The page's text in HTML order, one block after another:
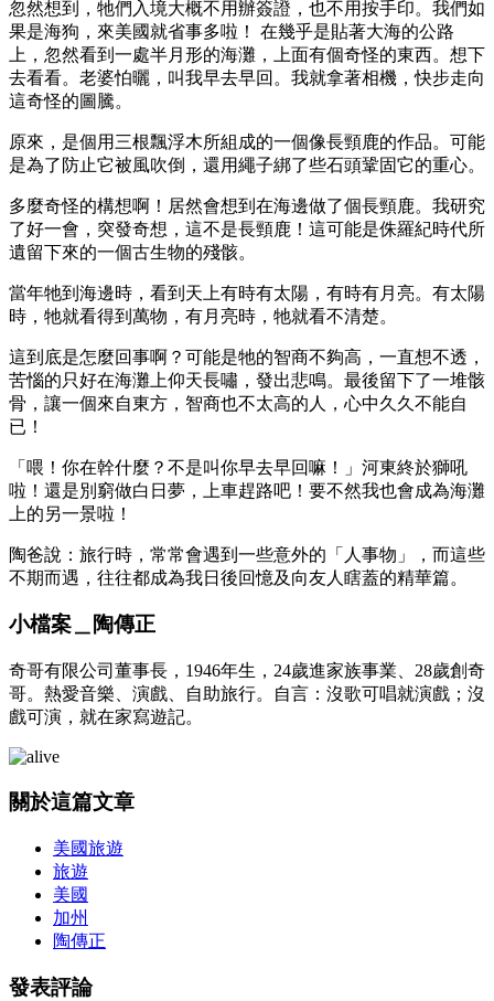
忽然想到，牠們入境大概不用辦簽證，也不用按手印。我們如
果是海狗，來美國就省事多啦！ 在幾乎是貼著大海的公路
上，忽然看到一處半月形的海灘，上面有個奇怪的東西。想下
去看看。老婆怕曬，叫我早去早回。我就拿著相機，快步走向
這奇怪的圖騰。
原來，是個用三根飄浮木所組成的一個像長頸鹿的作品。可能
是為了防止它被風吹倒，還用繩子綁了些石頭鞏固它的重心。
多麼奇怪的構想啊！居然會想到在海邊做了個長頸鹿。我研究
了好一會，突發奇想，這不是長頸鹿！這可能是侏羅紀時代所
遺留下來的一個古生物的殘骸。
當年牠到海邊時，看到天上有時有太陽，有時有月亮。有太陽
時，牠就看得到萬物，有月亮時，牠就看不清楚。
這到底是怎麼回事啊？可能是牠的智商不夠高，一直想不透，
苦惱的只好在海灘上仰天長嘯，發出悲鳴。最後留下了一堆骸
骨，讓一個來自東方，智商也不太高的人，心中久久不能自
已！
「喂！你在幹什麼？不是叫你早去早回嘛！」河東終於獅吼
啦！還是別窮做白日夢，上車趕路吧！要不然我也會成為海灘
上的另一景啦！
陶爸說：旅行時，常常會遇到一些意外的「人事物」，而這些
不期而遇，往往都成為我日後回憶及向友人瞎蓋的精華篇。
小檔案＿陶傳正
奇哥有限公司董事長，1946年生，24歲進家族事業、28歲創奇
哥。熱愛音樂、演戲、自助旅行。自言：沒歌可唱就演戲；沒
戲可演，就在家寫遊記。
關於這篇文章
美國旅遊
旅遊
美國
加州
陶傳正
發表評論